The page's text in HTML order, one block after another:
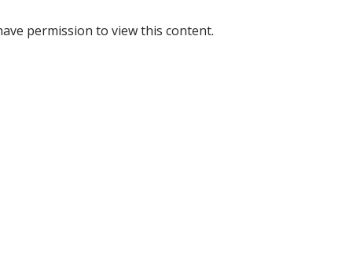
permission to view this content.